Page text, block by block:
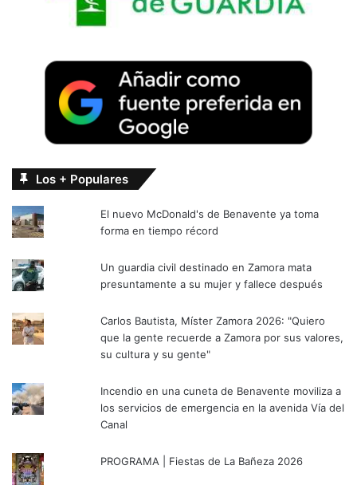
Los + Populares
El nuevo McDonald's de Benavente ya toma
forma en tiempo récord
Un guardia civil destinado en Zamora mata
presuntamente a su mujer y fallece después
Carlos Bautista, Míster Zamora 2026: "Quiero
que la gente recuerde a Zamora por sus valores,
su cultura y su gente"
Incendio en una cuneta de Benavente moviliza a
los servicios de emergencia en la avenida Vía del
Canal
PROGRAMA | Fiestas de La Bañeza 2026